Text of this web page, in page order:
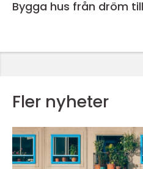
Bygga hus från
Fler nyheter